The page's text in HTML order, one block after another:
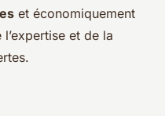
et économiquement
et de la